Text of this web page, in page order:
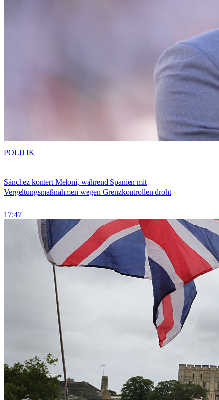
Sánchez kontert Meloni, während Spanien mit
Vergeltungsmaßnahmen wegen Grenzkontrollen droht
17:47
POLITIK